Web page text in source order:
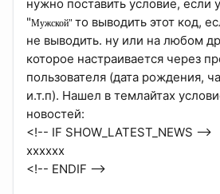
нужно поставить условие, если
"Мужской" то выводить этот код,
не выводить. ну или на любом
которое настраивается через
пользователя (дата рождения,
и.т.п). Нашел в темлайтах
новостей:
<!-- IF SHOW_LATEST_NEWS -->
хххххх
<!-- ENDIF -->